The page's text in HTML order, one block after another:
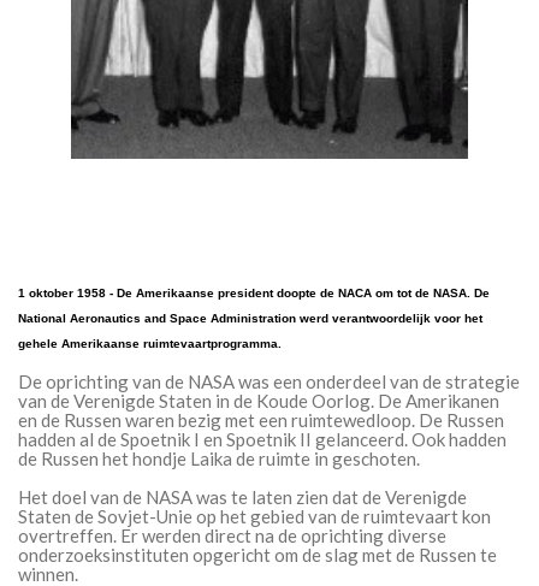
1 oktober 1958 - De Amerikaanse president doopte de NACA om tot de NASA. De
National Aeronautics and Space Administration werd verantwoordelijk voor het
gehele Amerikaanse ruimtevaartprogramma.
De oprichting van de NASA was een onderdeel van de strategie
van de Verenigde Staten in de Koude Oorlog. De Amerikanen
en de Russen waren bezig met een ruimtewedloop. De Russen
hadden al de Spoetnik I en Spoetnik II gelanceerd. Ook hadden
de Russen het hondje Laika de ruimte in geschoten.
Het doel van de NASA was te laten zien dat de Verenigde
Staten de Sovjet-Unie op het gebied van de ruimtevaart kon
overtreffen. Er werden direct na de oprichting diverse
onderzoeksinstituten opgericht om de slag met de Russen te
winnen.